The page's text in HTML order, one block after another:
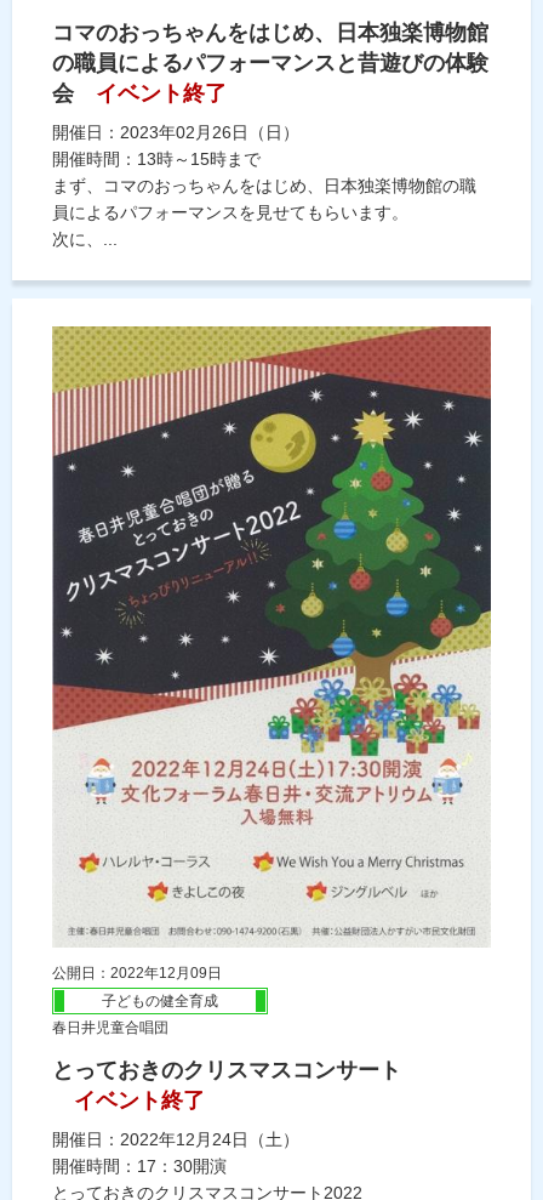
コマのおっちゃんをはじめ、日本独楽博物館
の職員によるパフォーマンスと昔遊びの体験
会
イベント終了
開催日：2023年02月26日（日）
開催時間：13時～15時まで
まず、コマのおっちゃんをはじめ、日本独楽博物館の職
員によるパフォーマンスを見せてもらいます。
次に、...
公開日：2022年12月09日
子どもの健全育成
春日井児童合唱団
とっておきのクリスマスコンサート
イベント終了
開催日：2022年12月24日（土）
開催時間：17：30開演
とっておきのクリスマスコンサート2022